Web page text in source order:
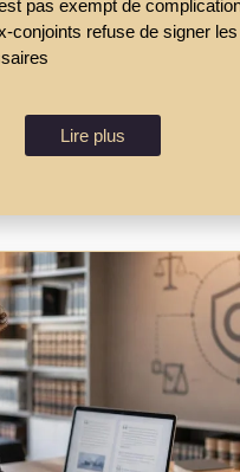
pas exempt de
conjoints refuse de signer les
Lire plus